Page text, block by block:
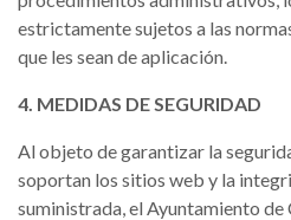
estrictamente sujetos a las
que les sean de aplicación.
4. MEDIDAS DE SEGURIDAD
Al objeto de garantizar la
soportan los sitios web y la
suministrada, el Ayuntamiento de